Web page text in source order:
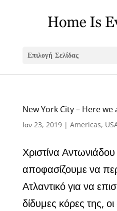
Επιλογή Σελίδας
New York City – Here we
Ιαν 23, 2019| Americas,
Χριστίνα
αποφασίζουμε να
Ατλαντικό για να
δίδυμες κόρες της,